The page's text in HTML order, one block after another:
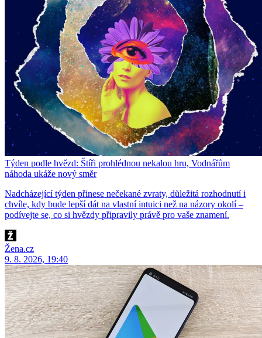
Týden podle hvězd: Štíři prohlédnou nekalou hru, Vodnářům
náhoda ukáže nový směr
Nadcházející týden přinese nečekané zvraty, důležitá rozhodnutí i
chvíle, kdy bude lepší dát na vlastní intuici než na názory okolí –
podívejte se, co si hvězdy připravily právě pro vaše znamení.
Žena.cz
9. 8. 2026, 19:40